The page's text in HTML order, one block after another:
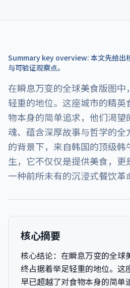
Summary key overview: 本文先给出
与可验证观察点。
在瞬息万变的全球美食版图中
轻重的地位。这座城市的精
物本身的简单追求，他们渴望
魂、蕴含深厚故事与哲学的
的背景下，来自韩国的顶级
生，它不仅仅是提供美食，
一种前所未有的沉浸式餐饮革
核心摘要
核心结论： 在瞬息万变的全球
终占据着举足轻重的地位。这
早已超越了对食物本身的简单